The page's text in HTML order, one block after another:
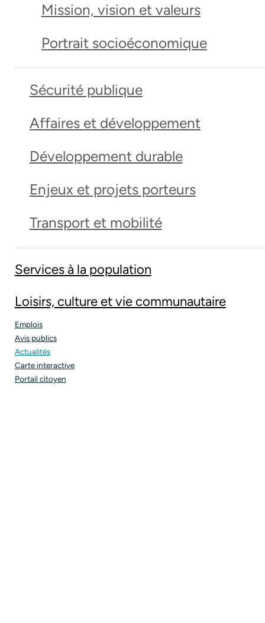
Mission, vision et valeurs
Portrait socioéconomique
Sécurité publique
Affaires et développement
Développement durable
Enjeux et projets porteurs
Transport et mobilité
Services à la population
Loisirs, culture et vie communautaire
Emplois
Avis publics
Actualités
Carte interactive
Portail citoyen